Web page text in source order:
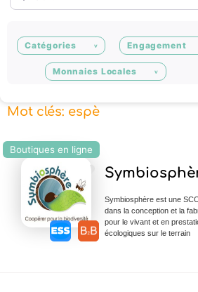
Catégories Engagement
Monnaies Locales
Mot clés: espè
Boutiques en ligne
Symbiosphère est une
dans la conception et la
pour le vivant et en
écologiques sur le terrain